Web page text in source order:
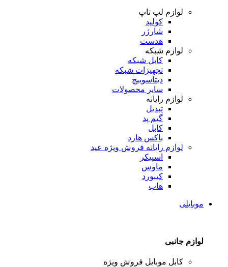
لوازم لپ تاپ
کولپد
شارژر
هدست
لوازم شبکه
کابل شبکه
تجهیزات شبکه
دیتاسوییچ
سایر محصولات
لوازم رایانه
تبدیل
گیم پد
کابل
باکس هارد
لوازم رایانه فروش ویژه عید
اسپیکر
ماوس
کیبورد
هاب
موبایلی
لوازم جانبی
کابل موبایل فروش ویژه